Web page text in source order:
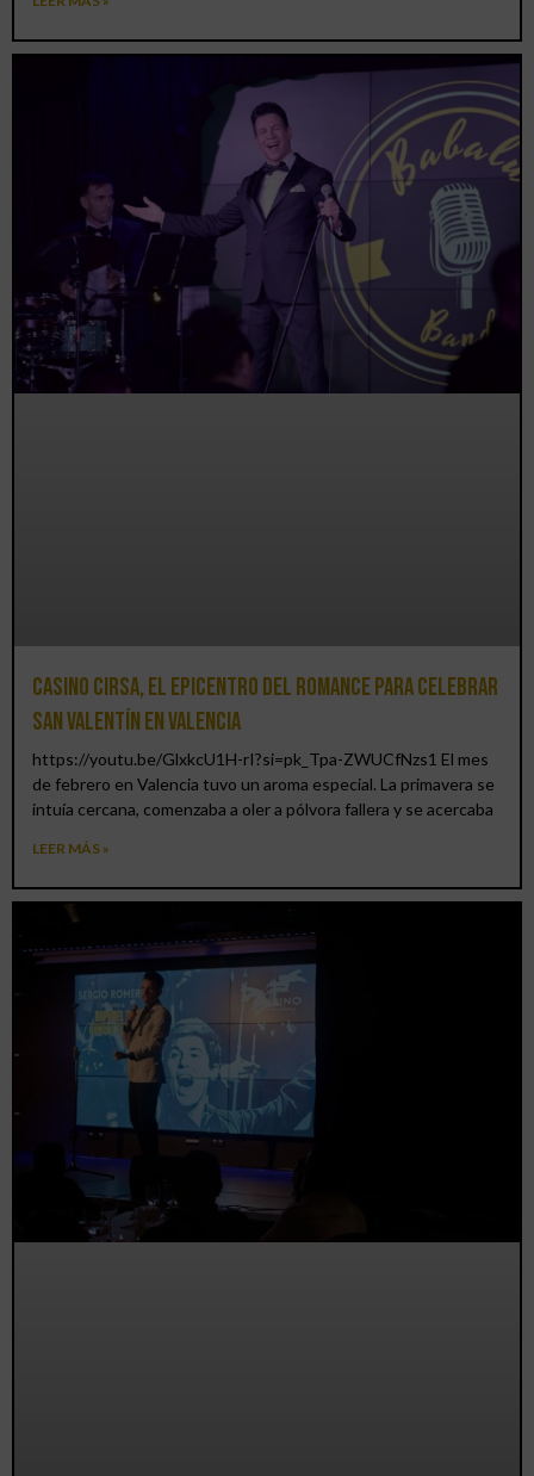
Casino CIRSA, el epicentro del romance para celebrar
San Valentín en Valencia
https://youtu.be/GlxkcU1H-rI?si=pk_Tpa-ZWUCfNzs1 El mes
de febrero en Valencia tuvo un aroma especial. La primavera se
intuía cercana, comenzaba a oler a pólvora fallera y se acercaba
LEER MÁS »